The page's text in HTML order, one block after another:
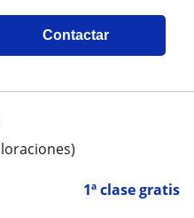
Contactar
1ª clase gratis